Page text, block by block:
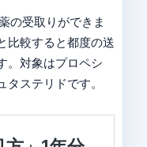
の受取りができま
比較すると都度の送
。対象はプロペシ
ステリドです。